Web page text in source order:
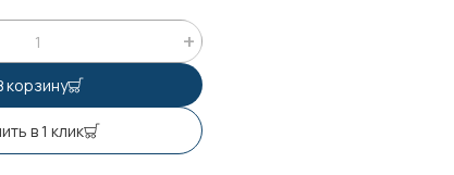
корзину
в 1 клик